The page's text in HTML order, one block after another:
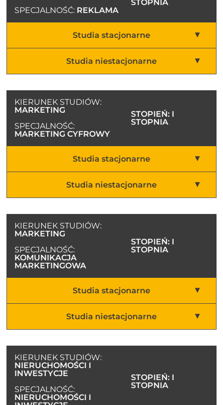
SPECJALNOŚĆ: REKLAMA
STOPNIA
Studia stacjonarne
Studia niestacjonarne
KIERUNEK STUDIÓW:
MARKETING
SPECJALNOŚĆ:
MARKETING CYFROWY
STOPIEŃ: I
STOPNIA
Studia stacjonarne
Studia niestacjonarne
KIERUNEK STUDIÓW:
MARKETING
SPECJALNOŚĆ:
KOMUNIKACJA
MARKETINGOWA
STOPIEŃ: I
STOPNIA
Studia stacjonarne
Studia niestacjonarne
KIERUNEK STUDIÓW:
NIERUCHOMOŚCI I
INWESTYCJE
SPECJALNOŚĆ:
NIERUCHOMOŚCI I
STOPIEŃ: I
STOPNIA